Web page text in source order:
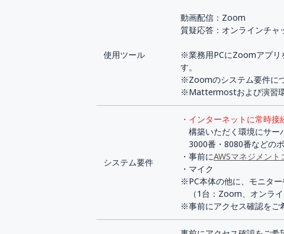
使用ツール
動画配信：Zoom
質疑応答：オンラインチ
※業務用PCにZoomアプリ
す。
※Zoomのシステム要件に
※Mattermostおよび演習環
システム要件
・インターネットに常時接
構築いただく環境にサー
3000番・8080番などの
・事前にAWSマネジメント
・マイク
※PC本体の他に、モニタ
（1台：Zoom、オンライ
※事前にアクセス確認をご